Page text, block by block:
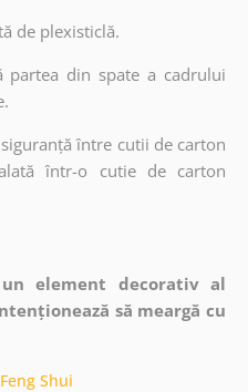
de plexisticlă.
partea din spate a cadrului
între cutii de carton
într-o cutie de carton
element decorativ al
să meargă cu
Feng Shui